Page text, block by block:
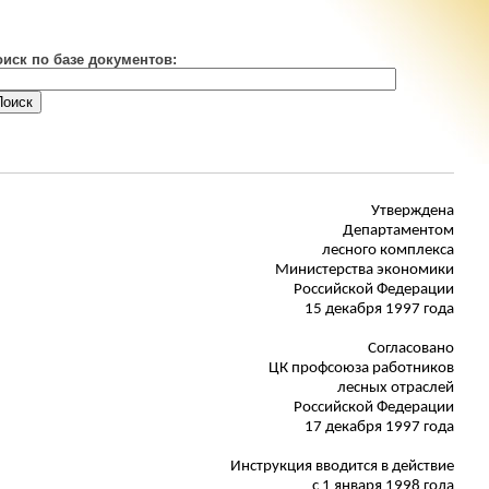
по базе документов:
Утверждена
Департаментом
лесного комплекса
Министерства экономики
Российской Федерации
15 декабря 1997 года
Согласовано
ЦК профсоюза работников
лесных отраслей
Российской Федерации
17 декабря 1997 года
Инструкция вводится в действие